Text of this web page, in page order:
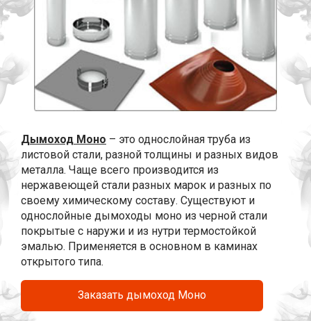
Дымоход Моно – это однослойная труба из
листовой стали, разной толщины и разных видов
металла. Чаще всего производится из
нержавеющей стали разных марок и разных по
своему химическому составу. Существуют и
однослойные дымоходы моно из черной стали
покрытые с наружи и из нутри термостойкой
эмалью. Применяется в основном в каминах
открытого типа.
Заказать дымоход Моно